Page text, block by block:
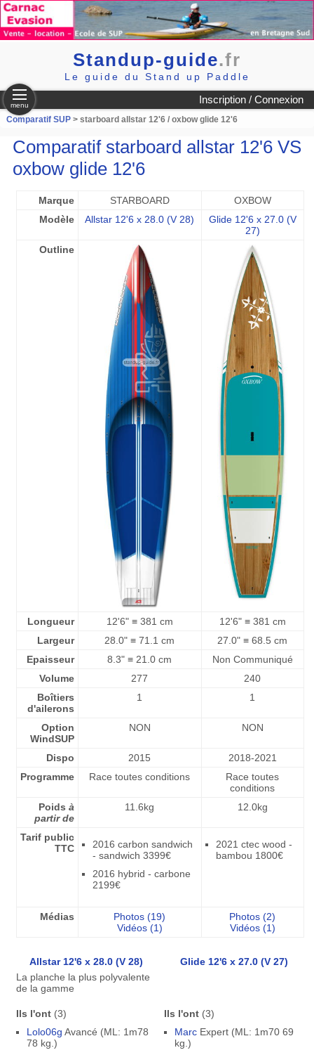
Standup-guide.fr
Le guide du Stand up Paddle
Inscription / Connexion
menu
Comparatif SUP > starboard allstar 12'6 / oxbow glide 12'6
Comparatif starboard allstar 12'6 VS
oxbow glide 12'6
Marque STARBOARD
OXBOW
Modèle
Allstar 12'6 x 28.0 (V 28)
Glide 12'6 x 27.0 (V
27)
Outline
Longueur 12'6" ≡ 381 cm
12'6" ≡ 381 cm
Largeur
28.0" ≡ 71.1 cm
27.0" ≡ 68.5 cm
Epaisseur
8.3" ≡ 21.0 cm
Non Communiqué
Volume
277
240
Boîtiers
d'ailerons
1 1
Option
WindSUP
NON NON
Dispo 2015
2018-2021
Programme
Race toutes conditions
Race toutes
conditions
Poids à
partir de
11.6kg 12.0kg
Tarif public
TTC
2016 carbon sandwich
- sandwich 3399€
2016 hybrid - carbone
2199€
2021 ctec wood -
bambou 1800€
Médias
Photos (19)
Vidéos (1)
Photos (2)
Vidéos (1)
Allstar 12'6 x 28.0 (V 28)
Glide 12'6 x 27.0 (V 27)
La planche la plus polyvalente
de la gamme
Ils l'ont(3)
Lolo06g Avancé (ML: 1m78
78 kg.)
Ils l'ont(3)
MarcExpert (ML: 1m70 69
kg.)